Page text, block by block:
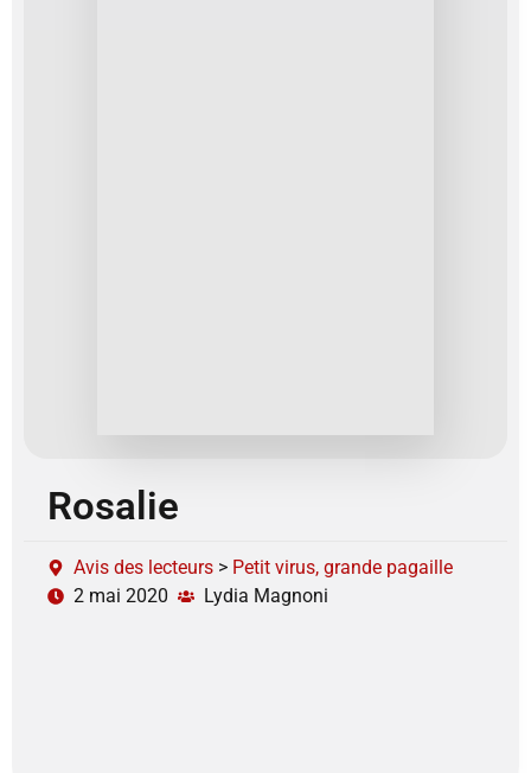
Rosalie
Avis des lecteurs > Petit virus, grande pagaille
2 mai 2020
Lydia Magnoni